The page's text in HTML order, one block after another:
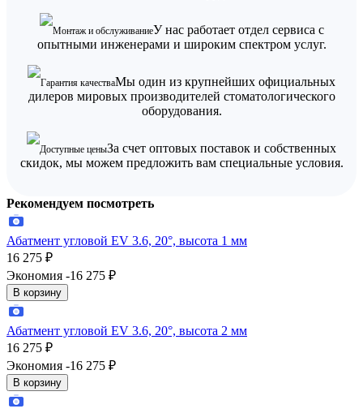
Монтаж и обслуживаниеУ нас работает отдел сервиса с
опытными инженерами и широким спектром услуг.
Гарантия качестваМы один из крупнейших официальных
дилеров мировых производителей стоматологического
оборудования.
Доступные ценыЗа счет оптовых поставок и собственных
скидок, мы можем предложить вам специальные условия.
Рекомендуем посмотреть
Абатмент угловой EV 3.6, 20°, высота 1 мм
16 275 ₽
Экономия -16 275 ₽
В корзину
Абатмент угловой EV 3.6, 20°, высота 2 мм
16 275 ₽
Экономия -16 275 ₽
В корзину